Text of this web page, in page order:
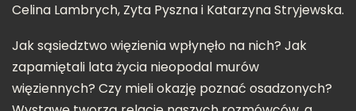
Celina Lambrych, Zyta Pyszna i Katarzyna Stryjewska.
Jak sąsiedztwo więzienia wpłynęło na nich? Jak
zapamiętali lata życia nieopodal murów
więziennych? Czy mieli okazję poznać osadzonych?